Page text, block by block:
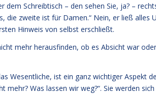
dem Schreibtisch – den sehen Sie, ja? –
die zweite ist für Damen.“ Nein, er ließ alles
Hinweis von selbst erschließt.
mehr herausfinden, ob es Absicht war
Wesentliche, ist ein ganz wichtiger Aspekt
mehr? Was lassen wir weg?“. Sie werden